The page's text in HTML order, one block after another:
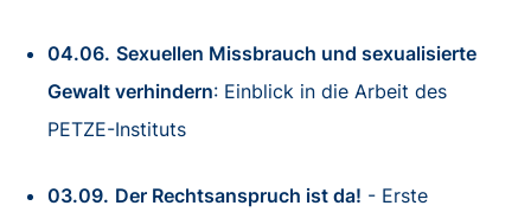
04.06. Sexuellen Missbrauch und sexualisierte
Gewalt verhindern: Einblick in die Arbeit des
PETZE-Instituts
03.09. Der Rechtsanspruch ist da! - Erste